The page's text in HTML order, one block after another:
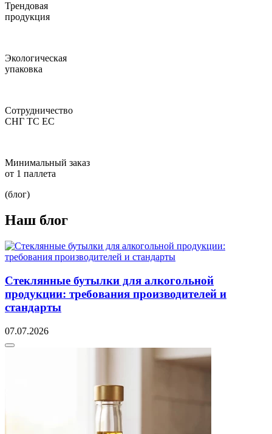
Трендовая
продукция
Экологическая
упаковка
Сотрудничество
СНГ ТС ЕС
Минимальный заказ
от 1 паллета
(блог)
Наш блог
Стеклянные бутылки для алкогольной
продукции: требования производителей и
стандарты
07.07.2026